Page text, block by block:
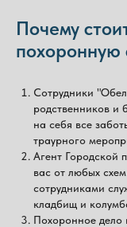
Почему
похоронную
Сотрудники
родственников и
на себя все
траурного
Агент Городской
вас от любых
сотрудниками
кладбищ и
Похоронное дело